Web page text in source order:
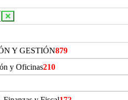
Y GESTIÓN879
y Oficinas210